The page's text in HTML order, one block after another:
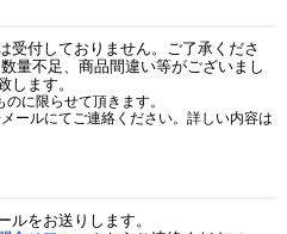
受付しておりません。ご了承くださ
量不足、商品間違い等がございまし
します。
に限らせて頂きます。
ールにてご連絡ください。詳しい内容は
ルをお送りします。